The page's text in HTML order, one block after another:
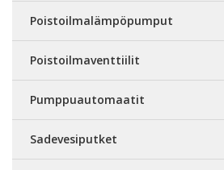
Poistoilmalämpöpumput
Poistoilmaventtiilit
Pumppuautomaatit
Sadevesiputket